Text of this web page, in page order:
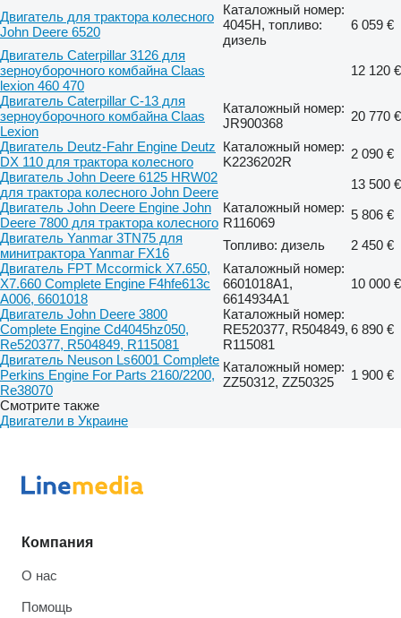
Двигатель для трактора колесного
John Deere 6520
Каталожный номер:
4045H, топливо:
дизель
6 059 €
Двигатель Caterpillar 3126 для
зерноуборочного комбайна Claas
lexion 460 470
12 120 €
Двигатель Caterpillar C-13 для
зерноуборочного комбайна Claas
Lexion
Каталожный номер:
JR900368
20 770 €
Двигатель Deutz-Fahr Engine Deutz
DX 110 для трактора колесного
Каталожный номер:
K2236202R
2 090 €
Двигатель John Deere 6125 HRW02
для трактора колесного John Deere
13 500 €
Двигатель John Deere Engine John
Deere 7800 для трактора колесного
Каталожный номер:
R116069
5 806 €
Двигатель Yanmar 3TN75 для
минитрактора Yanmar FX16
Топливо: дизель
2 450 €
Двигатель FPT Mccormick X7.650,
X7.660 Complete Engine F4hfe613c
A006, 6601018
Каталожный номер:
6601018A1,
6614934A1
10 000 €
Двигатель John Deere 3800
Complete Engine Cd4045hz050,
Re520377, R504849, R115081
Каталожный номер:
RE520377, R504849,
R115081
6 890 €
Двигатель Neuson Ls6001 Complete
Perkins Engine For Parts 2160/2200,
Re38070
Каталожный номер:
ZZ50312, ZZ50325
1 900 €
Смотрите также
Двигатели в Украине
Компания
О нас
Помощь